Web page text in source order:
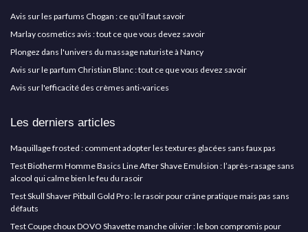
Avis sur les parfums Chogan : ce qu'il faut savoir
Marlay cosmetics avis : tout ce que vous devez savoir
Plongez dans l'univers du massage naturiste à Nancy
Avis sur le parfum Christian Blanc : tout ce que vous devez savoir
Avis sur l'efficacité des crèmes anti-varices
Les derniers articles
Maquillage frosted : comment adopter les textures glacées sans faux pas
Test Biotherm Homme Basics Line After Shave Emulsion : l’après-rasage sans
alcool qui calme bien le feu du rasoir
Test Skull Shaver Pitbull Gold Pro : le rasoir pour crâne pratique mais pas sans
défauts
Test Coupe choux DOVO Shavette manche olivier : le bon compromis pour